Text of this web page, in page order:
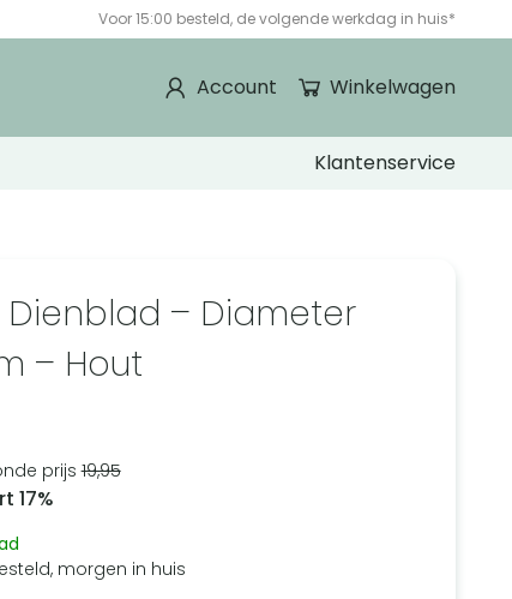
Voor 15:00 besteld, de volgende werkdag in huis*
Winkelwagen
Account
Klantenservice
Dienblad – Diameter
– Hout
prijs19,95
17%
morgen in huis